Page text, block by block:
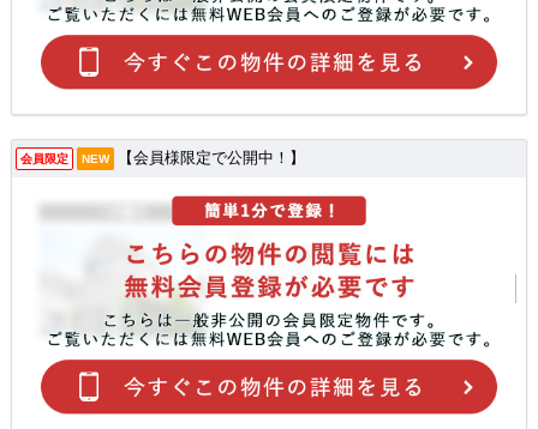
会員限定 NEW 【会員様限定で公開中！】